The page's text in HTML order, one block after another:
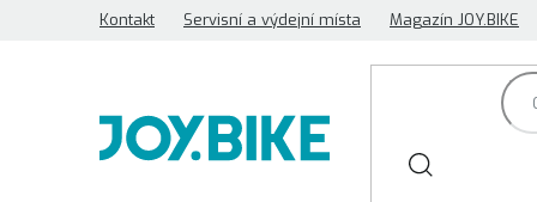
Kontakt Servisní a výdejní místa Magazín JOY.BIKE